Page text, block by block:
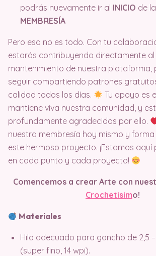
podrás nuevamente ir al INICIO de
MEMBRESÍA
Pero eso no es todo. Con tu
estarás contribuyendo directamente
mantenimiento de nuestra plataforma,
seguir compartiendo patrones
calidad todos los días.
Tu apoyo es
mantiene viva nuestra comunidad, y
profundamente agradecidos por ello.
nuestra membresía hoy mismo y
este hermoso proyecto. ¡Estamos
en cada punto y cada proyecto!
Comencemos a crear Arte con
Crochetisimo!
Materiales
Hilo adecuado para gancho de 2,5 –
(super fino, 14 wpi).